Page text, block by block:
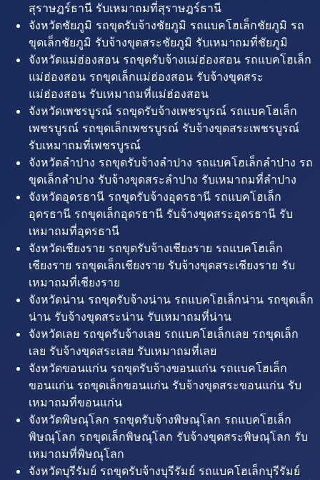
สุราษฎร์ธานี รับเหมาถมที่สุราษฎร์ธานี
จังหวัดชัยภูมิ รถขุดรับจ้างชัยภูมิ รถแบคโฮเล็กชัยภูมิ รถ
ขุดเล็กชัยภูมิ รับจ้างขุดสระชัยภูมิ รับเหมาถมที่ชัยภูมิ
จังหวัดแม่ฮ่องสอน รถขุดรับจ้างแม่ฮ่องสอน รถแบคโฮเล็ก
แม่ฮ่องสอน รถขุดเล็กแม่ฮ่องสอน รับจ้างขุดสระ
แม่ฮ่องสอน รับเหมาถมที่แม่ฮ่องสอน
จังหวัดเพชรบูรณ์ รถขุดรับจ้างเพชรบูรณ์ รถแบคโฮเล็ก
เพชรบูรณ์ รถขุดเล็กเพชรบูรณ์ รับจ้างขุดสระเพชรบูรณ์
รับเหมาถมที่เพชรบูรณ์
จังหวัดลำปาง รถขุดรับจ้างลำปาง รถแบคโฮเล็กลำปาง รถ
ขุดเล็กลำปาง รับจ้างขุดสระลำปาง รับเหมาถมที่ลำปาง
จังหวัดอุดรธานี รถขุดรับจ้างอุดรธานี รถแบคโฮเล็ก
อุดรธานี รถขุดเล็กอุดรธานี รับจ้างขุดสระอุดรธานี รับ
เหมาถมที่อุดรธานี
จังหวัดเชียงราย รถขุดรับจ้างเชียงราย รถแบคโฮเล็ก
เชียงราย รถขุดเล็กเชียงราย รับจ้างขุดสระเชียงราย รับ
เหมาถมที่เชียงราย
จังหวัดน่าน รถขุดรับจ้างน่าน รถแบคโฮเล็กน่าน รถขุดเล็ก
น่าน รับจ้างขุดสระน่าน รับเหมาถมที่น่าน
จังหวัดเลย รถขุดรับจ้างเลย รถแบคโฮเล็กเลย รถขุดเล็ก
เลย รับจ้างขุดสระเลย รับเหมาถมที่เลย
จังหวัดขอนแก่น รถขุดรับจ้างขอนแก่น รถแบคโฮเล็ก
ขอนแก่น รถขุดเล็กขอนแก่น รับจ้างขุดสระขอนแก่น รับ
เหมาถมที่ขอนแก่น
จังหวัดพิษณุโลก รถขุดรับจ้างพิษณุโลก รถแบคโฮเล็ก
พิษณุโลก รถขุดเล็กพิษณุโลก รับจ้างขุดสระพิษณุโลก รับ
เหมาถมที่พิษณุโลก
จังหวัดบุรีรัมย์ รถขุดรับจ้างบุรีรัมย์ รถแบคโฮเล็กบุรีรัมย์